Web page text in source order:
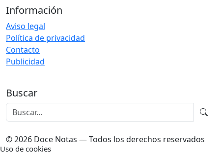
Información
Aviso legal
Política de privacidad
Contacto
Publicidad
Buscar
© 2026 Doce Notas — Todos los derechos reservados
Uso de cookies